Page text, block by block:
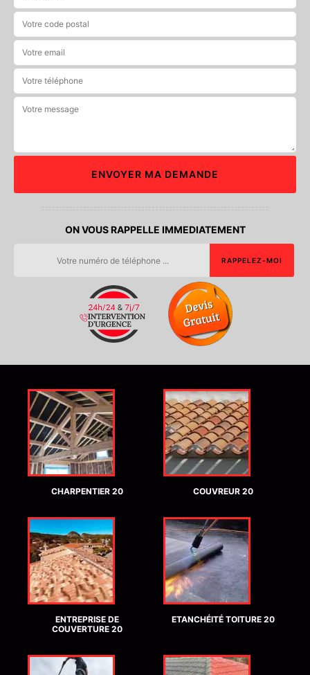
ON VOUS RAPPELLE IMMEDIATEMENT
CHARPENTIER 20 COUVREUR 20
ENTREPRISE DE
COUVERTURE 20
ETANCHÉITÉ TOITURE 20